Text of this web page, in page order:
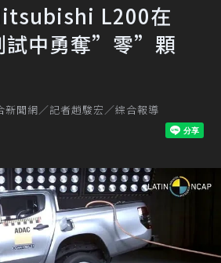
L200在
試中勇奪”零”顆
新聞網／記者趙駿宏／綜合報導